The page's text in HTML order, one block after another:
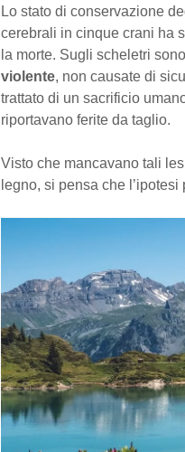
Lo stato di conservazione
cerebrali in cinque crani ha
la morte. Sugli scheletri
violente, non causate di
trattato di un sacrificio
riportavano ferite da taglio.
Visto che mancavano tali
legno, si pensa che